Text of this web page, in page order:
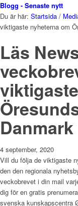
Blogg - Senaste nytt
Du är här: Startsida /
viktigaste nyheterna om
Läs
Danmark
4 september, 2020
Vill du följa de viktigaste
den den regionala
veckobrevet i din mail
dig för en gratis
svenska kunskapscentra